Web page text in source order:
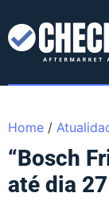
Home /
“Bosch
até dia